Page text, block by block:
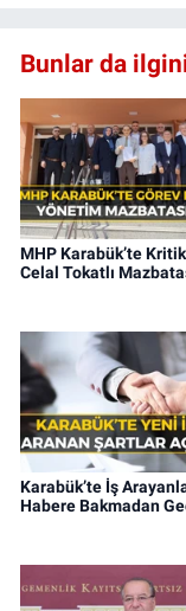
Bunlar da
MHP Karabük’te
Celal Tokatlı
Karabük’te İş
Habere Bakmadan